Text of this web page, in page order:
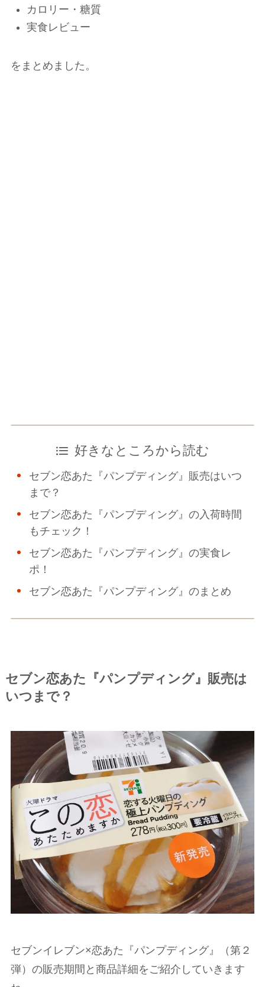
カロリー・糖質
実食レビュー
をまとめました。
好きなところから読む
セブン恋あた『パンプディング』販売はいつ
まで？
セブン恋あた『パンプディング』の入荷時間
もチェック！
セブン恋あた『パンプディング』の実食レ
ポ！
セブン恋あた『パンプディング』のまとめ
セブン恋あた『パンプディング』販売は
いつまで？
セブンイレブン×恋あた『パンプディング』（第２
弾）の販売期間と商品詳細をご紹介していきます